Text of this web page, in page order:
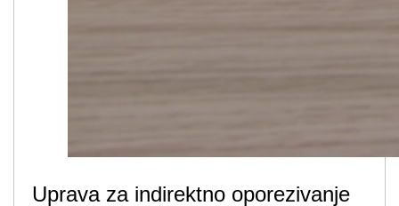
Uprava za indirektno oporezivanje